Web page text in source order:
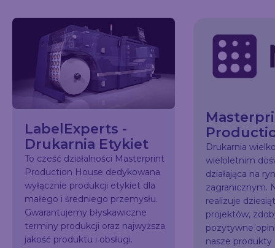
LabelExperts -
Drukarnia Etykiet
To cześć działalności Masterprint
Production House dedykowana
wyłącznie produkcji etykiet dla
małego i średniego przemysłu.
Gwarantujemy błyskawiczne
terminy produkcji oraz najwyższa
jakość produktu i obsługi.
Drukarnia
wieloletnim
działająca na
zagranicznym.
realizuje
projektów,
pozytywne
nasze